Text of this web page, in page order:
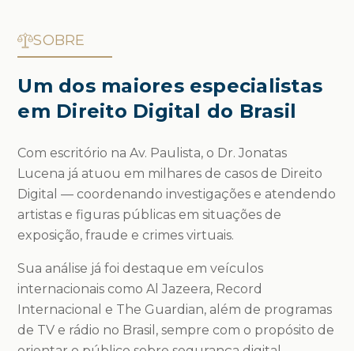
SOBRE
Um dos maiores especialistas
em Direito Digital do Brasil
Com escritório na Av. Paulista, o Dr. Jonatas
Lucena já atuou em milhares de casos de Direito
Digital — coordenando investigações e atendendo
artistas e figuras públicas em situações de
exposição, fraude e crimes virtuais.
Sua análise já foi destaque em veículos
internacionais como Al Jazeera, Record
Internacional e The Guardian, além de programas
de TV e rádio no Brasil, sempre com o propósito de